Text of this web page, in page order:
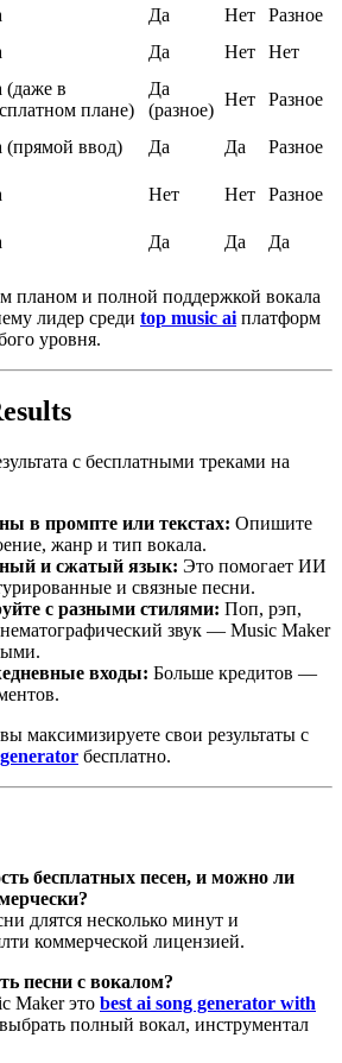
Да Нет
Разное
Да Нет
Нет
(даже в
плане)
Да
(разное)
Нет
Разное
(прямой ввод) Да Да
Разное
Нет Нет
Разное
Да Да Да
и полной поддержкой вокала
лидер среди top music ai платформ
уровня.
с бесплатными треками на
в промпте или текстах: Опишите
жанр и тип вокала.
и сжатый язык: Это помогает ИИ
и связные песни.
с разными стилями: Поп, рэп,
звук — Music Maker
входы: Больше кредитов —
максимизируете свои результаты с
бесплатно.
бесплатных песен, и можно ли
длятся несколько минут и
коммерческой лицензией.
песни с вокалом?
Maker это best ai song generator with
полный вокал, инструментал